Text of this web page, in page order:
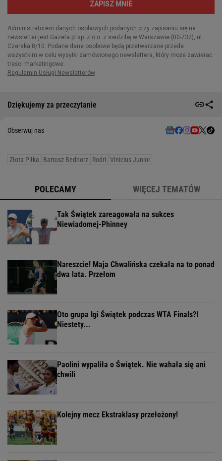
Dziękujemy za przeczytanie
Obserwuj nas
Złota Piłka Bartosz Bednorz Rodri Vinicius Junior
POLECAMY WIĘCEJ TEMATÓW
Tak Świątek zareagowała na sukces
Niewiadomej-Phinney
Nareszcie! Maja Chwalińska czekała na to ponad
dwa lata. Przełom
Oto grupa Igi Świątek podczas WTA Finals?!
Niestety...
Paolini wypaliła o Świątek. Nie wahała się ani
chwili
Kolejny mecz Ekstraklasy przełożony!